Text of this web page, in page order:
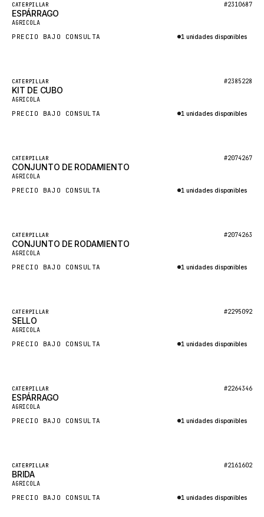
HYBEL
SDLG
CARMIX
HYSTER
NACCO
MOXY
MAFI
CLAAS
ATLAS COPCO
HYCO
HOOD
Destacado
Nuevo
CATERPILLAR #2310687
ESPÁRRAGO
AGRICOLA
PRECIO BAJO CONSULTA 1 unidades disponibles
Destacado
Nuevo
CATERPILLAR #2385228
KIT DE CUBO
AGRICOLA
PRECIO BAJO CONSULTA 1 unidades disponibles
Destacado
Nuevo
CATERPILLAR #2074267
CONJUNTO DE RODAMIENTO
AGRICOLA
PRECIO BAJO CONSULTA 1 unidades disponibles
Destacado
Nuevo
CATERPILLAR #2074263
CONJUNTO DE RODAMIENTO
AGRICOLA
PRECIO BAJO CONSULTA 1 unidades disponibles
Destacado
Nuevo
CATERPILLAR #2295092
SELLO
AGRICOLA
PRECIO BAJO CONSULTA 1 unidades disponibles
Destacado
Nuevo
CATERPILLAR #2264346
ESPÁRRAGO
AGRICOLA
PRECIO BAJO CONSULTA 1 unidades disponibles
Destacado
Nuevo
CATERPILLAR #2161602
BRIDA
AGRICOLA
PRECIO BAJO CONSULTA 1 unidades disponibles